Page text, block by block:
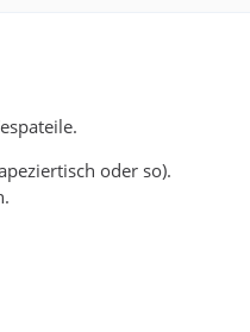
oder so).